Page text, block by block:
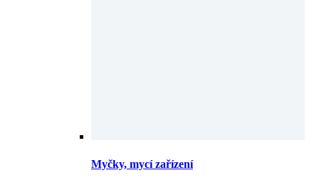
Myčky, mycí zařízení